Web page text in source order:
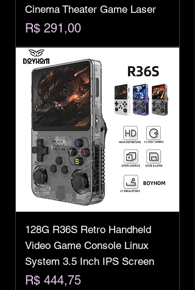
Cinema Theater Game Laser
Preço
R$ 291,00
128G R36S Retro Handheld
Video Game Console Linux
System 3.5 Inch IPS Screen
Preço
R$ 444,75